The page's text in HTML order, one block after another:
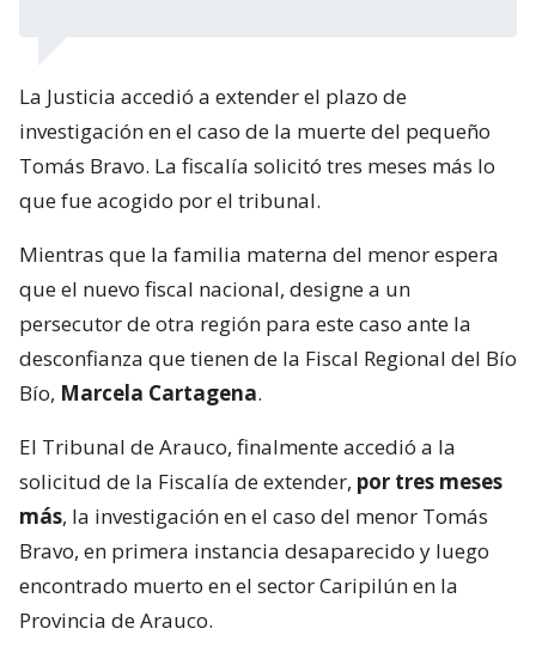
La Justicia accedió a extender el plazo de
investigación en el caso de la muerte del pequeño
Tomás Bravo. La fiscalía solicitó tres meses más lo
que fue acogido por el tribunal.
Mientras que la familia materna del menor espera
que el nuevo fiscal nacional, designe a un
persecutor de otra región para este caso ante la
desconfianza que tienen de la Fiscal Regional del Bío
Bío, Marcela Cartagena.
El Tribunal de Arauco, finalmente accedió a la
solicitud de la Fiscalía de extender, por tres meses
más, la investigación en el caso del menor Tomás
Bravo, en primera instancia desaparecido y luego
encontrado muerto en el sector Caripilún en la
Provincia de Arauco.